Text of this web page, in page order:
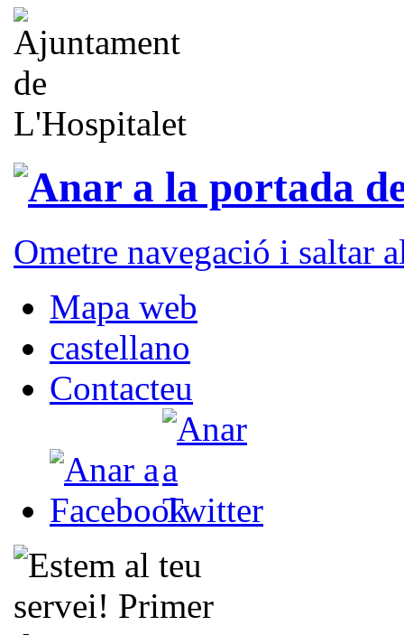
Ometre navegació i saltar
Mapa web
castellano
Contacteu